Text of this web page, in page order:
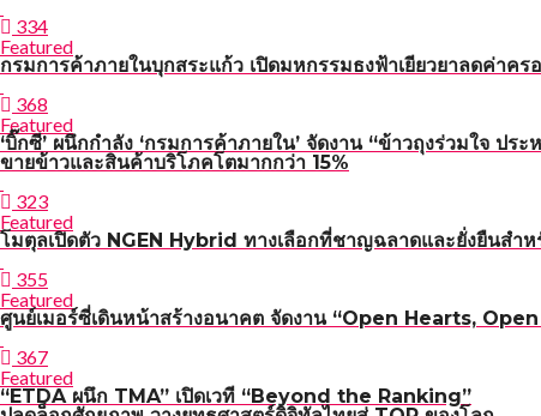
334
Featured
กรมการค้าภายในบุกสระแก้ว เปิดมหกรรมธงฟ้าเยียวยาลดค่า
368
Featured
‘บิ๊กซี’ ผนึกกำลัง ‘กรมการค้าภายใน’ จัดงาน “ข้าวถุงร่วมใจ
ขายข้าวและสินค้าบริโภคโตมากกว่า 15%
323
Featured
โมตุลเปิดตัว NGEN Hybrid ทางเลือกที่ชาญฉลาดและยั่งยืนสำ
355
Featured
ศูนย์เมอร์ซี่เดินหน้าสร้างอนาคต จัดงาน “Open Hearts,
367
Featured
“ETDA ผนึก TMA” เปิดเวที “Beyond the Ranking”